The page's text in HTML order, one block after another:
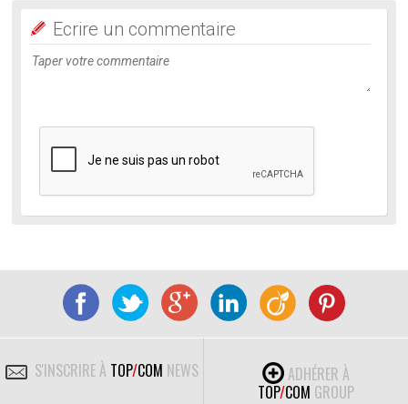
Ecrire un commentaire
S'INSCRIRE À TOP/COM NEWS
ADHÉRER À
TOP/COM GROUP